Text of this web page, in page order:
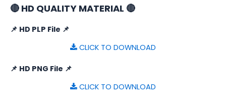
🔴 HD QUALITY MATERIAL 🔴
📌 HD PLP File 📌
CLICK TO DOWNLOAD
📌 HD PNG File 📌
CLICK TO DOWNLOAD